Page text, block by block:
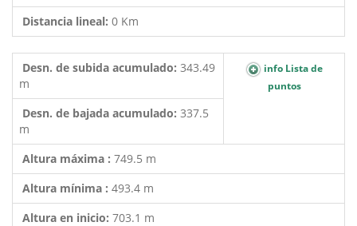
Distancia lineal: 0 Km
Desn. de subida acumulado: 343.49
m
info Lista de
puntos
Desn. de bajada acumulado: 337.5
m
Altura máxima : 749.5 m
Altura mínima : 493.4 m
Altura en inicio: 703.1 m